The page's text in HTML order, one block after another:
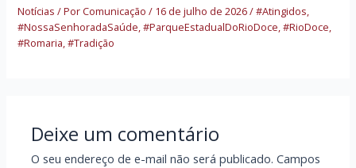
Notícias / PorComunicação/ 16 de julho de 2026/#Atingidos,
#NossaSenhoradaSaúde,#ParqueEstadualDoRioDoce,#RioDoce,
#Romaria,#Tradição
Deixe um comentário
O seu endereço de e-mail não será publicado. Campos